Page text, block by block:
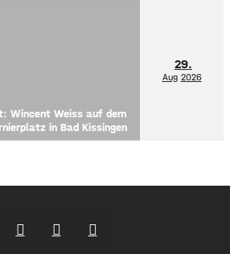
Wincent Weiss auf dem
in Bad Kissingen
29.
Aug 2026